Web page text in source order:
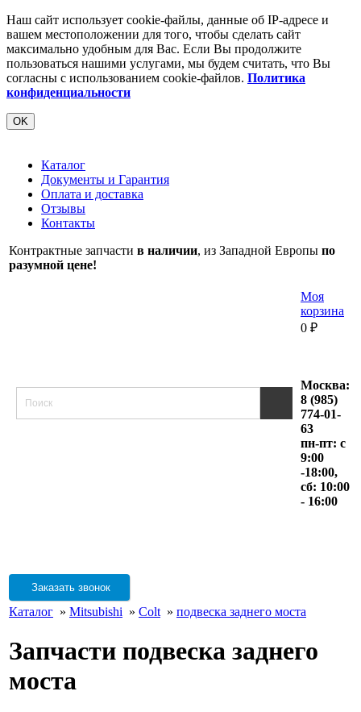
Наш сайт использует cookie-файлы, данные об IP-адресе и
вашем местоположении для того, чтобы сделать сайт
максимально удобным для Вас. Если Вы продолжите
пользоваться нашими услугами, мы будем считать, что Вы
согласны с использованием cookie-файлов. Политика
конфиденциальности
OK
Каталог
Документы и Гарантия
Оплата и доставка
Отзывы
Контакты
Контрактные запчасти в наличии, из Западной Европы по
разумной цене!
Моя
корзина
0 ₽
Москва:
8 (985)
774-01-
63
пн-пт: с
9:00
-18:00,
сб: 10:00
- 16:00
Заказать звонок
Каталог » Mitsubishi » Colt » подвеска заднего моста
Запчасти подвеска заднего
моста